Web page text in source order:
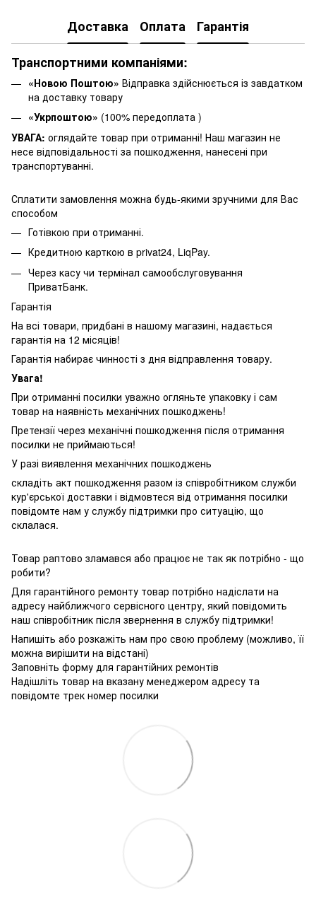
Доставка Оплата
Гарантія
Транспортними компаніями:
«Новою Поштою» Відправка здійснюється із завдатком
на доставку товару
«Укрпоштою» (100% передоплата )
УВАГА: оглядайте товар при отриманні! Наш магазин не
несе відповідальності за пошкодження, нанесені при
транспортуванні.
Сплатити замовлення можна будь-якими зручними для Вас
способом
Готівкою при отриманні.
Кредитною карткою в privat24, LiqPay.
Через касу чи термінал самообслуговування
ПриватБанк.
Гарантія
На всі товари, придбані в нашому магазині, надається
гарантія на 12 місяців!
Гарантія набирає чинності з дня відправлення товару.
Увага!
При отриманні посилки уважно огляньте упаковку і сам
товар на наявність механічних пошкоджень!
Претензії через механічні пошкодження після отримання
посилки не приймаються!
У разі виявлення механічних пошкоджень
складіть акт пошкодження разом із співробітником служби
кур'єрської доставки і відмовтеся від отримання посилки
повідомте нам у службу підтримки про ситуацію, що
склалася.
Товар раптово зламався або працює не так як потрібно - що
робити?
Для гарантійного ремонту товар потрібно надіслати на
адресу найближчого сервісного центру, який повідомить
наш співробітник після звернення в службу підтримки!
Напишіть або розкажіть нам про свою проблему (можливо, її
можна вирішити на відстані)
Заповніть форму для гарантійних ремонтів
Надішліть товар на вказану менеджером адресу та
повідомте трек номер посилки